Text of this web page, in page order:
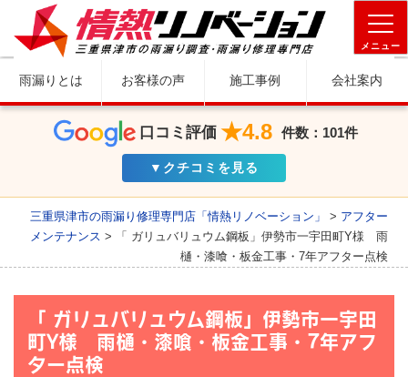
メニュー
雨漏りとは お客様の声 施工事例 会社案内
口コミ評価 ★4.8 件数：101件
▼クチコミを見る
三重県津市の雨漏り修理専門店「情熱リノベーション」 > アフター
メンテナンス >
「 ガリュバリュウム鋼板」伊勢市一宇田町Y様 雨
樋・漆喰・板金工事・7年アフター点検
「 ガリュバリュウム鋼板」伊勢市一宇田
町Y様 雨樋・漆喰・板金工事・7年アフ
ター点検